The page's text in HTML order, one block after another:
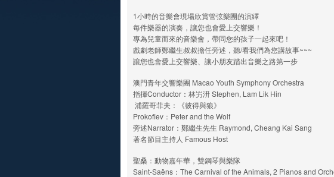
1小時的音樂會現場欣賞管弦樂團的演繹
每件樂器的演奏，讓您也會愛上交響樂！
專為兒童而來的音樂會，帶同您的孩子一起來吧！
戲劇老師鄭繼生叔叔擔任旁述，聽/看我們為您講故事~~~
讓您也會愛上交響樂、讓小朋友踏出音樂之路第一步
澳門青年交響樂團 Macao Youth Symphony Orchestra
指揮Conductor：林屴汧 Stephen, Lam Lik Hin
浦羅哥菲夫：《彼得與狼》
Prokofiev：Peter and the Wolf
旁述Narrator：鄭繼生先生 Raymond, Cheang Kai Sang
著名節目主持人 Famous Host
聖桑：動物嘉年華，雙鋼琴與樂隊
Saint-Saëns：The Carnival of the Animals, 2 Pianos and